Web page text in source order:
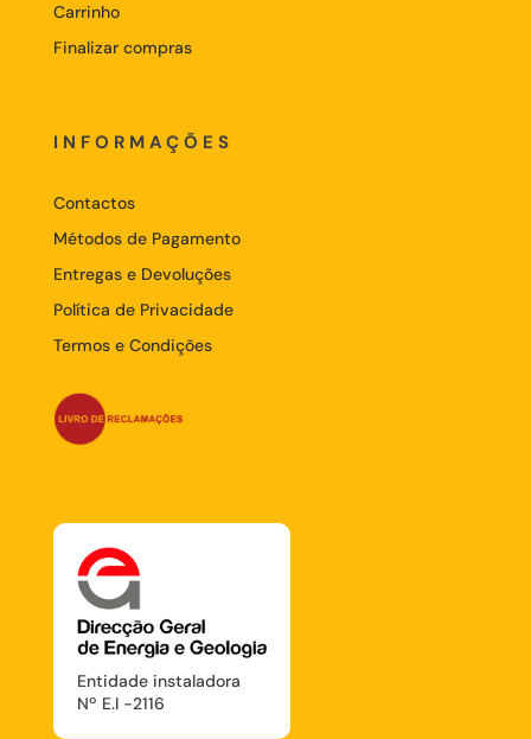
Carrinho
Finalizar compras
INFORMAÇÕES
Contactos
Métodos de Pagamento
Entregas e Devoluções
Política de Privacidade
Termos e Condições
Entidade instaladora
Nº E.I -2116